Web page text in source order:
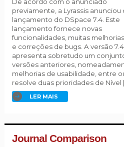
De acordo com o anunciado
previamente, a Lyrassis anunciou
lançamento do DSpace 7.4. Este
lançamento fornece novas
funcionalidades, muitas melhorias
e correções de bugs. A versão 7.4
apresenta sobretudo um
versões anteriores,
melhorias de usabilidade, entre
resolve duas prioridades de Nível
LER MAIS
Journal Comparison